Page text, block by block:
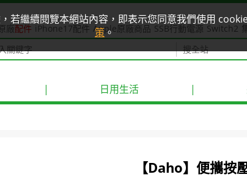
若繼續閱覽本網站內容，即表示您同意我們使用
策。
廠配件 iPhone17配件 Apple原廠商品 SSB行動電源 Switch2
| 日用生活 |
【Daho】便攜按